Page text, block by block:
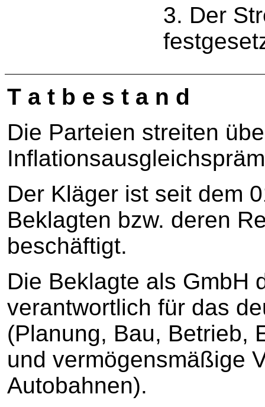
3. Der
T a t b e s t a n d
Die Parteien streiten
Der Kläger ist seit dem
Beklagten bzw. deren
beschäftigt.
Die Beklagte als GmbH
verantwortlich für das
(Planung, Bau, Betrieb,
und vermögensmäßige
Autobahnen).